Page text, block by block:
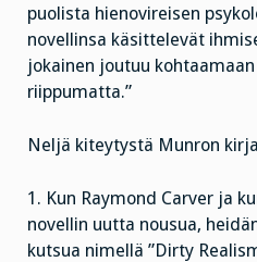
puolista hienovireisen
novellinsa käsittelevät
jokainen joutuu
riippumatta.”
Neljä kiteytystä Munron
1. Kun Raymond Carver ja
novellin uutta nousua,
kutsua nimellä ”Dirty